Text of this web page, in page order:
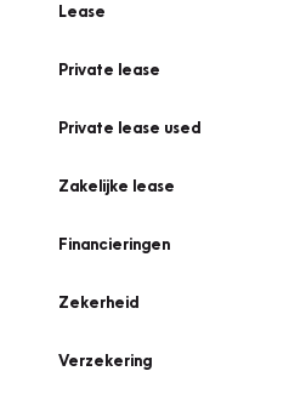
Lease
Private lease
Private lease used
Zakelijke lease
Financieringen
Zekerheid
Verzekering